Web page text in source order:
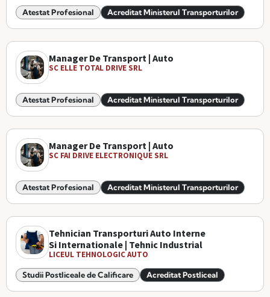
Atestat Profesional Acreditat Ministerul Transporturilor
Manager De Transport | Auto
SC ELLE TOTAL DRIVE SRL
Atestat Profesional Acreditat Ministerul Transporturilor
Manager De Transport | Auto
SC FAI DRIVE ELECTRONIQUE SRL
Atestat Profesional Acreditat Ministerul Transporturilor
Tehnician Transporturi Auto Interne
Si Internationale | Tehnic Industrial
LICEUL TEHNOLOGIC AUTO
Studii Postliceale de Calificare Acreditat Postliceal